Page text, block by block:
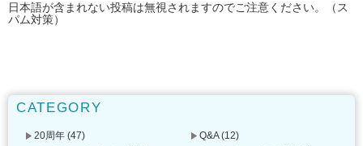
日本語が含まれない投稿は無視されますのでご注意ください。（ス
パム対策）
CATEGORY
20周年 (47) Q&A(12)